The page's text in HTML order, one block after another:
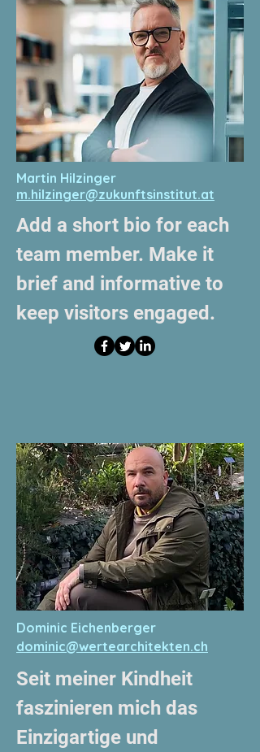
Martin Hilzinger
m.hilzinger@zukunftsinstitut.at
Add a short bio for each
team member. Make it
brief and informative to
keep visitors engaged.
Dominic Eichenberger
dominic@wertearchitekten.ch
Seit meiner Kindheit
faszinieren mich das
Einzigartige und